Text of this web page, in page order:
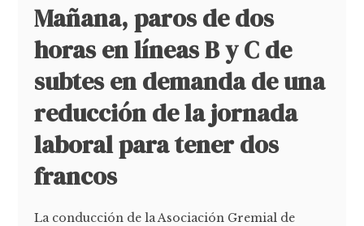
Mañana, paros de dos
horas en líneas B y C de
subtes en demanda de una
reducción de la jornada
laboral para tener dos
francos
La conducción de la Asociación Gremial de